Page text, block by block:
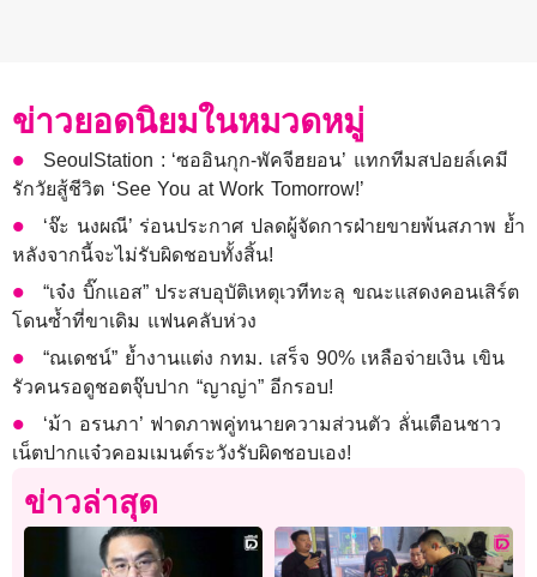
ข่าวยอดนิยมในหมวดหมู่
SeoulStation : ‘ซออินกุก-พัคจีฮยอน’ แทกทีมสปอยล์เคมี
รักวัยสู้ชีวิต ‘See You at Work Tomorrow!’
‘จ๊ะ นงผณี’ ร่อนประกาศ ปลดผู้จัดการฝ่ายขายพ้นสภาพ ย้ำ
หลังจากนี้จะไม่รับผิดชอบทั้งสิ้น!
“เจ๋ง บิ๊กแอส” ประสบอุบัติเหตุเวทีทะลุ ขณะแสดงคอนเสิร์ต
โดนซ้ำที่ขาเดิม แฟนคลับห่วง
“ณเดชน์” ย้ำงานแต่ง กทม. เสร็จ 90% เหลือจ่ายเงิน เขิน
รัวคนรอดูชอตจุ๊บปาก “ญาญ่า” อีกรอบ!
‘ม้า อรนภา’ ฟาดภาพคู่ทนายความส่วนตัว ลั่นเตือนชาว
เน็ตปากแจ๋วคอมเมนต์ระวังรับผิดชอบเอง!
ข่าวล่าสุด